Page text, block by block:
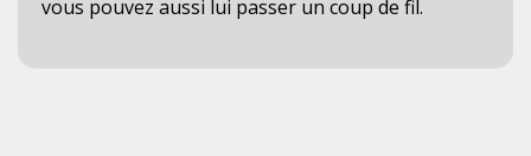
vous pouvez aussi lui passer un coup de fil.